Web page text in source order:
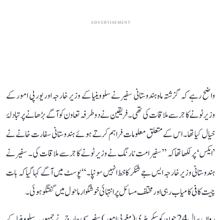
ADVERTISEMENT
واضح رہے کہ گزشتہ ماہ ہندوستانی سفیر نے سلووینیا کے وزیر خارجہ اور یورپی امور کے
وزیر ٹونے کاجر سے ملاقات کی تھی۔ فریقین نے دوطرفہ تعاون کو آگے بڑھانے پر تبادلۂ
خیال کیا تھا۔ اس کے متعلق معلومات فراہم کرتے ہوئے ہندوستانی سفارت خانے نے
’ایکس‘ پر لکھا تھا کہ ’’سفیر امت نارنگ نے وزیر ٹونے کاجر سے ملاقات کی۔ سفیر نے
ہندوستانی وزیر خارجہ ایس جے شنکر کا خط انہیں سونپا۔‘‘ پوسٹ میں آگے کہا گیا کہ بات
چیت کافی کامیاب رہی اور مختلف مسائل پر انتہائی خوشگوار ماحول میں گفتگو ہوئی۔